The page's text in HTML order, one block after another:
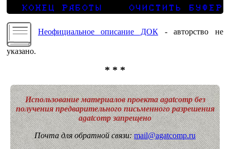
Неофициальное описание ДОК - авторство не
указано.
* * *
Использование материалов проекта agatcomp без
получения предварительного письменного разрешения
agatcomp запрещено
Почта для обратной связи:mail@agatcomp.ru